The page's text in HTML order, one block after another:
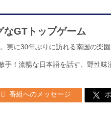
GTトップゲーム
実に30年ぶりに訪れる南国の楽
！流暢な日本語を話す、野性味
番組へのメッセージ